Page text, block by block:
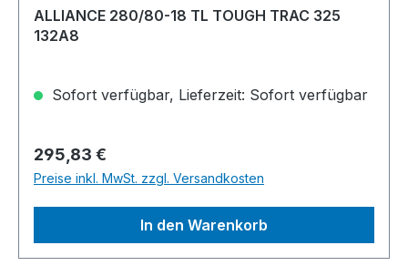
ALLIANCE 280/80-18 TL TOUGH TRAC 325
132A8
Sofort verfügbar, Lieferzeit: Sofort verfügbar
Regulärer Preis:
295,83 €
Preise inkl. MwSt. zzgl. Versandkosten
In den Warenkorb